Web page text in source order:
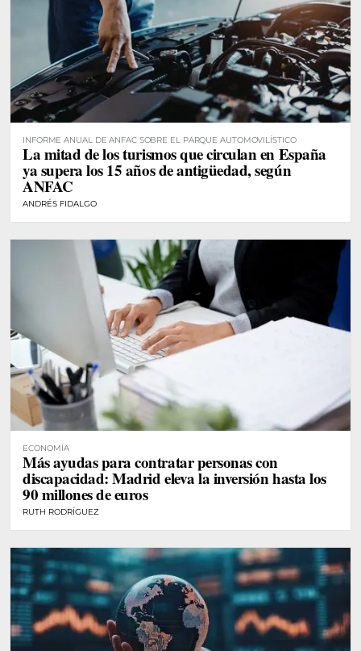
INFORME ANUAL DE ANFAC SOBRE EL PARQUE AUTOMOVILÍSTICO
La mitad de los turismos que circulan en España
ya supera los 15 años de antigüedad, según
ANFAC
ANDRÉS FIDALGO
ECONOMÍA
Más ayudas para contratar personas con
discapacidad: Madrid eleva la inversión hasta los
90 millones de euros
RUTH RODRÍGUEZ